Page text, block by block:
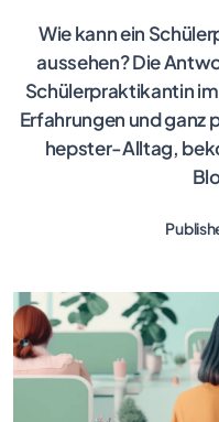
Wie kann ein
aussehen? Die
Schülerpraktikantin
Erfahrungen und ganz
hepster-Alltag,